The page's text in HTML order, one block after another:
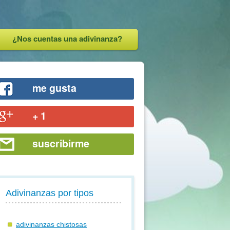
¿Nos cuentas una adivinanza?
me gusta
+ 1
suscribirme
Adivinanzas por tipos
adivinanzas chistosas